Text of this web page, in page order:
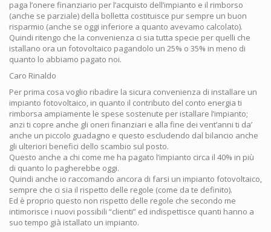
paga l’onere finanziario per l’acquisto dell’impianto e il rimborso
(anche se parziale) della bolletta costituisce pur sempre un buon
risparmio (anche se oggi inferiore a quanto avevamo calcolato).
Quindi ritengo che la convenienza ci sia tutta specie per quelli che
istallano ora un fotovoltaico pagandolo un 25% o 35% in meno di
quanto lo abbiamo pagato noi.
Caro Rinaldo
Per prima cosa voglio ribadire la sicura convenienza di installare un
impianto fotovoltaico, in quanto il contributo del conto energia ti
rimborsa ampiamente le spese sostenute per istallare l’impianto;
anzi ti copre anche gli oneri finanziari e alla fine dei vent’anni ti da’
anche un piccolo guadagno e questo escludendo dal bilancio anche
gli ulteriori benefici dello scambio sul posto.
Questo anche a chi come me ha pagato l’impianto circa il 40% in più
di quanto lo pagherebbe oggi.
Quindi anche io raccomando ancora di farsi un impianto fotovoltaico,
sempre che ci sia il rispetto delle regole (come da te definito).
Ed è proprio questo non rispetto delle regole che secondo me
intimorisce i nuovi possibili “clienti” ed indispettisce quanti hanno a
suo tempo già istallato un impianto.